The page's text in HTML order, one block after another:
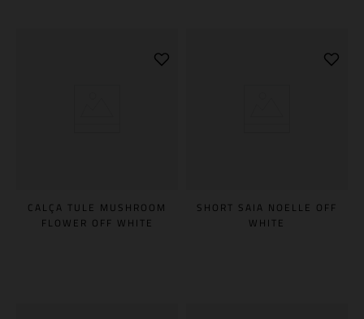
CALÇA TULE MUSHROOM
FLOWER OFF WHITE
SHORT SAIA NOELLE OFF
WHITE